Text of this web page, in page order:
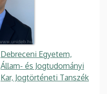
Debreceni Egyetem,
Állam- és Jogtudományi
Kar, Jogtörténeti Tanszék